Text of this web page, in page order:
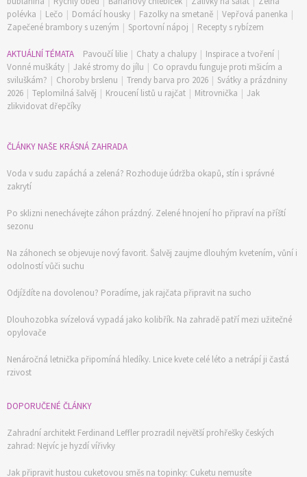
74 Kč
Objednat >
polévka | Lečo | Domácí housky | Fazolky na smetaně | Vepřová panenka |
Zapečené brambory s uzeným | Sportovní nápoj | Recepty s rybízem
AKTUÁLNÍ TÉMATA Pavoučí lilie | Chaty a chalupy | Inspirace a tvoření |
Vonné muškáty | Jaké stromy do jílu | Co opravdu funguje proti mšicím a
sviluškám? | Choroby brslenu | Trendy barva pro 2026 | Svátky a prázdniny
2026 | Teplomilná šalvěj | Kroucení listů u rajčat | Mitrovnička | Jak
zlikvidovat dřepčíky
ČLÁNKY NAŠE KRÁSNÁ ZAHRADA
Voda v sudu zapáchá a zelená? Rozhoduje údržba okapů, stín i správné
zakrytí
Po sklizni nenechávejte záhon prázdný. Zelené hnojení ho připraví na příští
sezonu
Na záhonech se objevuje nový favorit. Šalvěj zaujme dlouhým kvetením, vůní i
odolností vůči suchu
Odjíždíte na dovolenou? Poradíme, jak rajčata připravit na sucho
Dlouhozobka svízelová vypadá jako kolibřík. Na zahradě patří mezi užitečné
opylovače
Nenáročná letnička připomíná hledíky. Lnice kvete celé léto a netrápí ji častá
rzivost
DOPORUČENÉ ČLÁNKY
Zahradní architekt Ferdinand Leffler prozradil největší prohřešky českých
zahrad: Nejvíc je hyzdí vířivky
Jak připravit hustou cuketovou směs na topinky: Cuketu nemusíte